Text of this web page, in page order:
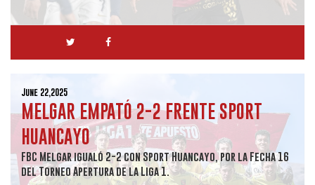
June 22,2025
MELGAR EMPATÓ 2-2 FRENTE SPORT
HUANCAYO
FBC Melgar igualó 2-2 con Sport Huancayo, por la Fecha 16
del Torneo Apertura de la Liga 1.